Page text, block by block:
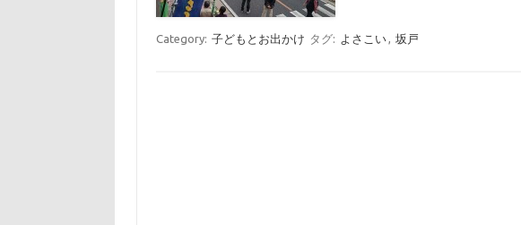
Category: 子どもとお出かけ タグ: よさこい, 坂戸